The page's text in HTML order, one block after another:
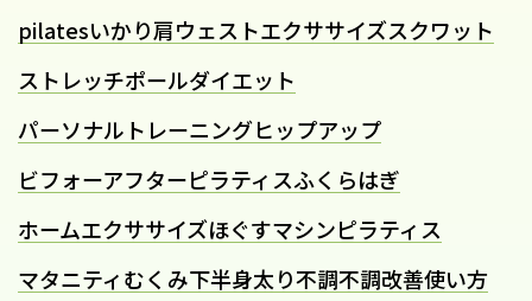
pilatesいかり肩ウェストエクササイズスクワット
ストレッチポールダイエット
パーソナルトレーニングヒップアップ
ビフォーアフターピラティスふくらはぎ
ホームエクササイズほぐすマシンピラティス
マタニティむくみ下半身太り不調不調改善使い方